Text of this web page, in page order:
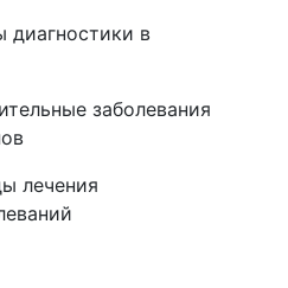
в
заболевания
лечения